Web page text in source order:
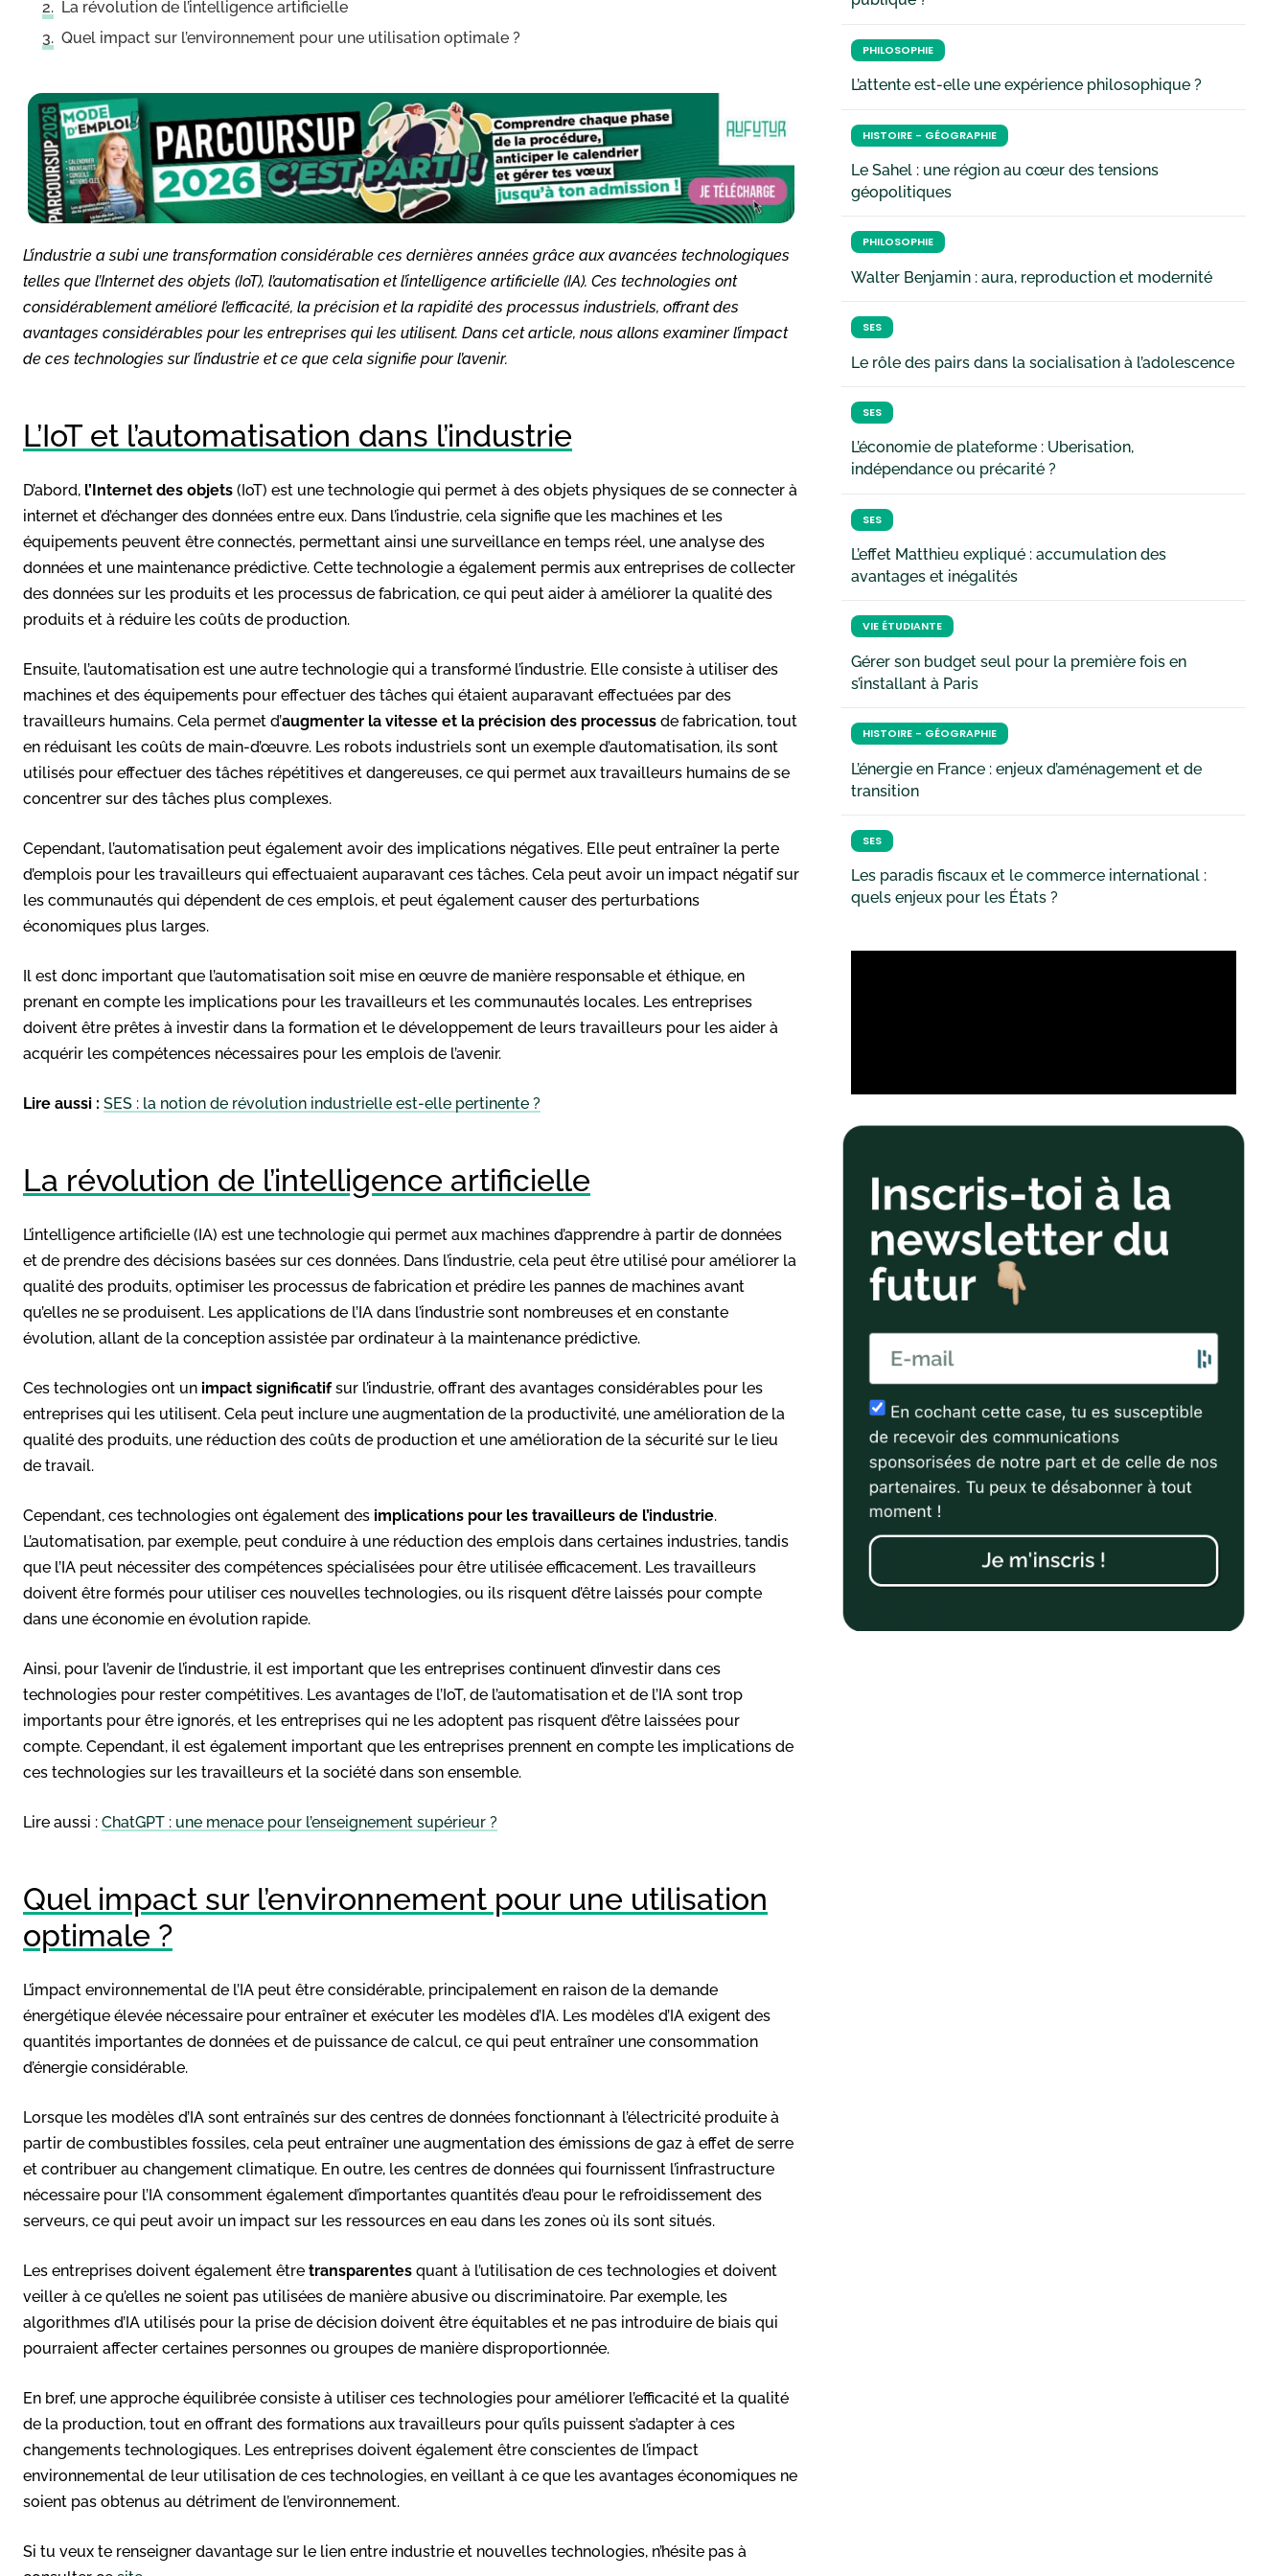
La révolution de l’intelligence artificielle
Quel impact sur l’environnement pour une utilisation optimale ?
L’industrie a subi une transformation considérable ces dernières années grâce aux avancées technologiques
telles que l’Internet des objets (IoT), l’automatisation et l’intelligence artificielle (IA). Ces technologies ont
considérablement amélioré l’efficacité, la précision et la rapidité des processus industriels, offrant des
avantages considérables pour les entreprises qui les utilisent. Dans cet article, nous allons examiner l’impact
de ces technologies sur l’industrie et ce que cela signifie pour l’avenir.
L’IoT et l’automatisation dans l’industrie
D’abord, l’Internet des objets (IoT) est une technologie qui permet à des objets physiques de se connecter à
internet et d’échanger des données entre eux. Dans l’industrie, cela signifie que les machines et les
équipements peuvent être connectés, permettant ainsi une surveillance en temps réel, une analyse des
données et une maintenance prédictive. Cette technologie a également permis aux entreprises de collecter
des données sur les produits et les processus de fabrication, ce qui peut aider à améliorer la qualité des
produits et à réduire les coûts de production.
Ensuite, l’automatisation est une autre technologie qui a transformé l’industrie. Elle consiste à utiliser des
machines et des équipements pour effectuer des tâches qui étaient auparavant effectuées par des
travailleurs humains. Cela permet d’augmenter la vitesse et la précision des processus de fabrication, tout
en réduisant les coûts de main-d’œuvre. Les robots industriels sont un exemple d’automatisation, ils sont
utilisés pour effectuer des tâches répétitives et dangereuses, ce qui permet aux travailleurs humains de se
concentrer sur des tâches plus complexes.
Cependant, l’automatisation peut également avoir des implications négatives. Elle peut entraîner la perte
d’emplois pour les travailleurs qui effectuaient auparavant ces tâches. Cela peut avoir un impact négatif sur
les communautés qui dépendent de ces emplois, et peut également causer des perturbations
économiques plus larges.
Il est donc important que l’automatisation soit mise en œuvre de manière responsable et éthique, en
prenant en compte les implications pour les travailleurs et les communautés locales. Les entreprises
doivent être prêtes à investir dans la formation et le développement de leurs travailleurs pour les aider à
acquérir les compétences nécessaires pour les emplois de l’avenir.
Lire aussi : SES : la notion de révolution industrielle est-elle pertinente ?
La révolution de l’intelligence artificielle
L’intelligence artificielle (IA) est une technologie qui permet aux machines d’apprendre à partir de données
et de prendre des décisions basées sur ces données. Dans l’industrie, cela peut être utilisé pour améliorer la
qualité des produits, optimiser les processus de fabrication et prédire les pannes de machines avant
qu’elles ne se produisent. Les applications de l’IA dans l’industrie sont nombreuses et en constante
évolution, allant de la conception assistée par ordinateur à la maintenance prédictive.
Ces technologies ont un impact significatifsur l’industrie, offrant des avantages considérables pour les
entreprises qui les utilisent. Cela peut inclure une augmentation de la productivité, une amélioration de la
qualité des produits, une réduction des coûts de production et une amélioration de la sécurité sur le lieu
de travail.
Cependant, ces technologies ont également des implications pour les travailleurs de l’industrie.
L’automatisation, par exemple, peut conduire à une réduction des emplois dans certaines industries, tandis
que l’IA peut nécessiter des compétences spécialisées pour être utilisée efficacement. Les travailleurs
doivent être formés pour utiliser ces nouvelles technologies, ou ils risquent d’être laissés pour compte
dans une économie en évolution rapide.
Ainsi, pour l’avenir de l’industrie, il est important que les entreprises continuent d’investir dans ces
technologies pour rester compétitives. Les avantages de l’IoT, de l’automatisation et de l’IA sont trop
importants pour être ignorés, et les entreprises qui ne les adoptent pas risquent d’être laissées pour
compte. Cependant, il est également important que les entreprises prennent en compte les implications de
ces technologies sur les travailleurs et la société dans son ensemble.
Lire aussi : ChatGPT : une menace pour l’enseignement supérieur ?
Quel impact sur l’environnement pour une utilisation
optimale ?
L’impact environnemental de l’IA peut être considérable, principalement en raison de la demande
énergétique élevée nécessaire pour entraîner et exécuter les modèles d’IA. Les modèles d’IA exigent des
quantités importantes de données et de puissance de calcul, ce qui peut entraîner une consommation
d’énergie considérable.
Lorsque les modèles d’IA sont entraînés sur des centres de données fonctionnant à l’électricité produite à
partir de combustibles fossiles, cela peut entraîner une augmentation des émissions de gaz à effet de serre
et contribuer au changement climatique. En outre, les centres de données qui fournissent l’infrastructure
nécessaire pour l’IA consomment également d’importantes quantités d’eau pour le refroidissement des
serveurs, ce qui peut avoir un impact sur les ressources en eau dans les zones où ils sont situés.
Les entreprises doivent également être transparentes quant à l’utilisation de ces technologies et doivent
veiller à ce qu’elles ne soient pas utilisées de manière abusive ou discriminatoire. Par exemple, les
algorithmes d’IA utilisés pour la prise de décision doivent être équitables et ne pas introduire de biais qui
pourraient affecter certaines personnes ou groupes de manière disproportionnée.
En bref, une approche équilibrée consiste à utiliser ces technologies pour améliorer l’efficacité et la qualité
de la production, tout en offrant des formations aux travailleurs pour qu’ils puissent s’adapter à ces
changements technologiques. Les entreprises doivent également être conscientes de l’impact
environnemental de leur utilisation de ces technologies, en veillant à ce que les avantages économiques ne
soient pas obtenus au détriment de l’environnement.
Si tu veux te renseigner davantage sur le lien entre industrie et nouvelles technologies, n’hésite pas à
PHILOSOPHIE
L’attente est-elle une expérience philosophique ?
HISTOIRE - GÉOGRAPHIE
Le Sahel : une région au cœur des tensions
géopolitiques
PHILOSOPHIE
Walter Benjamin : aura, reproduction et modernité
SES
Le rôle des pairs dans la socialisation à l’adolescence
SES
L’économie de plateforme : Uberisation,
indépendance ou précarité ?
SES
L’effet Matthieu expliqué : accumulation des
avantages et inégalités
VIE ÉTUDIANTE
Gérer son budget seul pour la première fois en
s’installant à Paris
HISTOIRE - GÉOGRAPHIE
L’énergie en France : enjeux d’aménagement et de
transition
SES
Les paradis fiscaux et le commerce international :
quels enjeux pour les États ?